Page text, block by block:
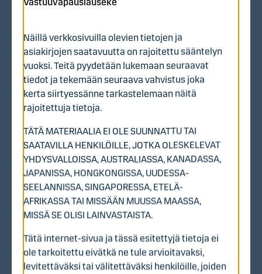
Listalleottoesite saatavilla viimeistään 29.5.2026
Listautumisannin merkintäaika alkaa 1.6.2026
Oikeus keskeyttää listautumisanti
ylikysyntätilanteessa aikaisintaan 8.6.2026
Yleisöannin merkintäaika päättyy 9.6.2026 (arvio)
Henkilöstöannin merkintäaika päättyy 9.6.2026
Instituutioannin merkintäaika päättyy 11.6.2026
(arvio)
Listautumisannin tulos julkistetaan 11.6.2026 (arvio)
Yleisöannissa merkityt osuudet kirjataan sijoittajien
arvo-osuustileille 12.6.2026 (arvio)
Growth Market Finland -markkinapaikalla 12.6.2026
(arvio)
Näillä verkkosivuilla olevien tietojen ja
asiakirjojen saatavuutta on rajoitettu sääntelyn
vuoksi. Teitä pyydetään lukemaan seuraavat
tiedot ja tekemään seuraava vahvistus joka
kerta siirtyessänne tarkastelemaan näitä
rajoitettuja tietoja.
TÄTÄ MATERIAALIA EI OLE SUUNNATTU TAI
SAATAVILLA HENKILÖILLE, JOTKA OLESKELEVAT
YHDYSVALLOISSA, AUSTRALIASSA, KANADASSA,
JAPANISSA, HONGKONGISSA, UUDESSA-
SEELANNISSA, SINGAPORESSA, ETELÄ-
AFRIKASSA TAI MISSÄÄN MUUSSA MAASSA,
MISSÄ SE OLISI LAINVASTAISTA.
Tätä internet-sivua ja tässä esitettyjä tietoja ei
ole tarkoitettu eivätkä ne tule arvioitavaksi,
levitettäväksi tai välitettäväksi henkilöille, joiden